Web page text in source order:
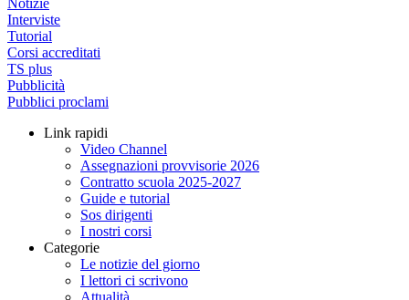
Notizie
Interviste
Tutorial
Corsi accreditati
TS plus
Pubblicità
Pubblici proclami
Link rapidi
Video Channel
Assegnazioni provvisorie 2026
Contratto scuola 2025-2027
Guide e tutorial
Sos dirigenti
I nostri corsi
Categorie
Le notizie del giorno
I lettori ci scrivono
Attualità